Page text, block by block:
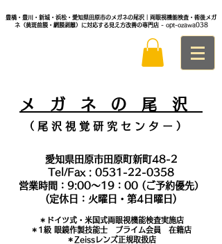
豊橋・豊川・新城・浜松・愛知県田原市のメガネの尾沢｜両眼視機能検査・術後メガ
ネ（黄斑前膜・網膜剥離）に対応する見え方改善の専門店 - opt-ozawa038
メ ガ ネ の 尾 沢
（ 尾 沢 視 覚 研 究 セ ン タ ー ）
愛知県田原市田原町新町48-2
Tel/Fax : 0531-22-0358
営業時間：9:00～19：00 (ご予約優先）
(定休日：火曜日・第4日曜日)
＊​ドイツ式・米国式両眼視機能検査実施店
​＊1級 眼鏡作製技能士 プライム会員 在籍店
＊Zeissレンズ正規取扱店